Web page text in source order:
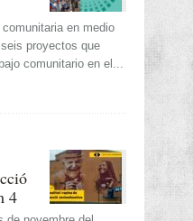
en medio
proyectos que
comunitario en el...
4